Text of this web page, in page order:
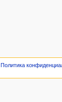
Политика